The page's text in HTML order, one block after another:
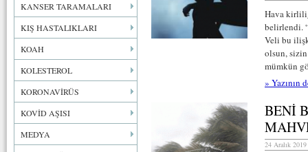
KANSER TARAMALARI
KIŞ HASTALIKLARI
KOAH
KOLESTEROL
KORONAVİRÜS
KOVİD AŞISI
MEDYA
Hava
belirlendi.
Veli bu
olsun,
mümkün
» Yazının
BENİ
24 Aralık